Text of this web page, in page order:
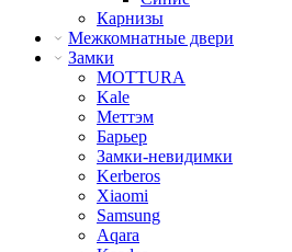
Карнизы
Межкомнатные двери
Замки
MOTTURA
Kale
Меттэм
Барьер
Замки-невидимки
Kerberos
Xiaomi
Samsung
Aqara